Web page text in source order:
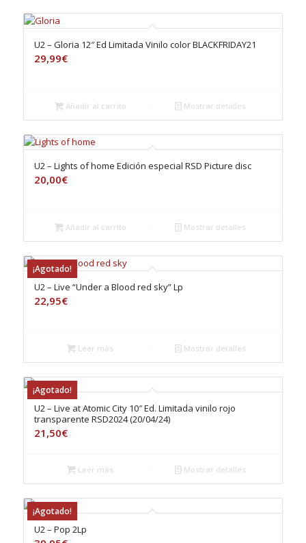
U2 – Gloria 12″ Ed Limitada Vinilo color BLACKFRIDAY21
29,99€
Añadir al carrito Mostrar detalles
U2 – Lights of home Edición especial RSD Picture disc
20,00€
Añadir al carrito Mostrar detalles
¡Agotado!
U2 – Live “Under a Blood red sky” Lp
22,95€
Leer más Mostrar detalles
¡Agotado!
U2 – Live at Atomic City 10″ Ed. Limitada vinilo rojo
transparente RSD2024 (20/04/24)
21,50€
Leer más Mostrar detalles
¡Agotado!
U2 – Pop 2Lp